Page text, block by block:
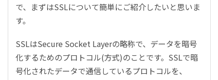
で、まずはSSLについて簡単にご紹介したいと思いま
す。
SSLはSecure Socket Layerの略称で、データを暗号
化するためのプロトコル(方式)のことです。SSLで暗
号化されたデータで通信しているプロトコルを、